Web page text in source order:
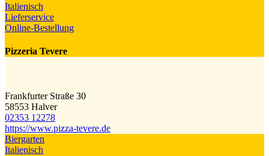
Italienisch
Lieferservice
Online-Bestellung
Pizzeria Tevere
Frankfurter Straße 30
58553 Halver
02353 12278
https://www.pizza-tevere.de
Biergarten
Italienisch